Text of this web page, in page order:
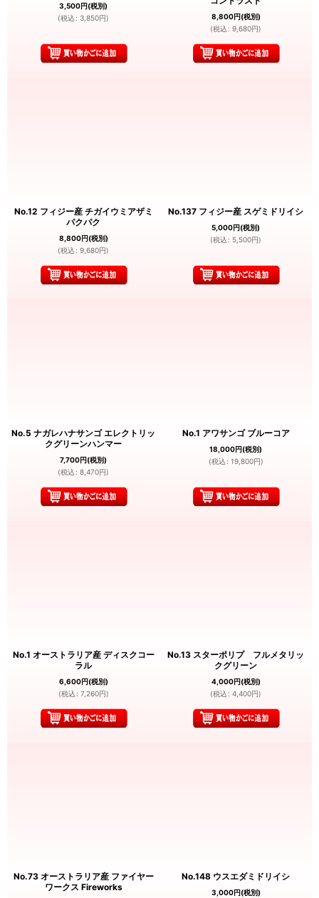
3,500円(税別)
(税込 : 3,850円) 8,800円(税別)
(税込 : 9,680円)
No.12 フィジー産 チガイウミアザミ
パクパク
8,800円(税別)
(税込 : 9,680円)
No.137 フィジー産 スゲミドリイシ
5,000円(税別)
(税込 : 5,500円)
No.5 ナガレハナサンゴ エレクトリッ
クグリーンハンマー
7,700円(税別)
(税込 : 8,470円)
No.1 アワサンゴ ブルーコア
18,000円(税別)
(税込 : 19,800円)
No.1 オーストラリア産 ディスクコー
ラル
6,600円(税別)
(税込 : 7,260円)
No.13 スターポリプ フルメタリッ
クグリーン
4,000円(税別)
(税込 : 4,400円)
No.73 オーストラリア産 ファイヤー
ワークス Fireworks
No.148 ウスエダミドリイシ
3,000円(税別)